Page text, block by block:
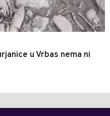
u Vrbas nema ni